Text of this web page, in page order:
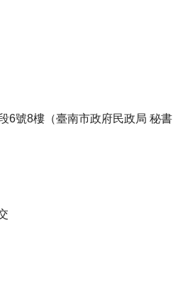
6號8樓（臺南市政府民政局 秘書